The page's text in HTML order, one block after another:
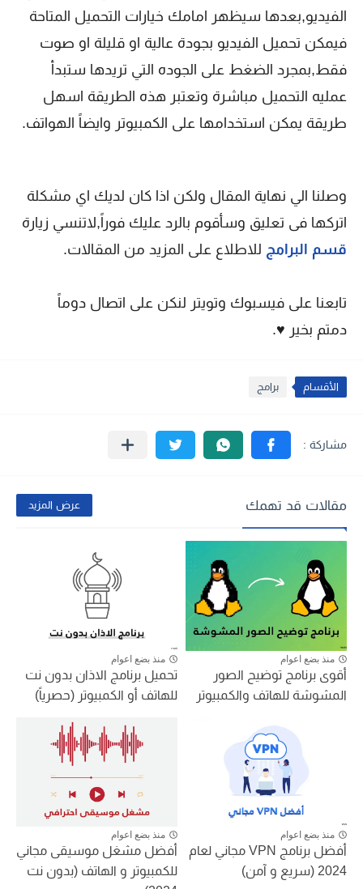
الفيديو,بعدها سيظهر امامك خيارات التحميل المتاحة
فيمكن تحميل الفيديو بجودة عالية او قليلة او صوت
فقط,بمجرد الضغط على الجوده التي تريدها ستبدأ
عمليه التحميل مباشرة وتعتبر هذه الطريقة اسهل
طريقة يمكن استخدامها على الكمبيوتر وايضاً الهواتف.
وصلنا الي نهاية المقال ولكن اذا كان لديك اي مشكلة
اتركها فى تعليق وسأقوم بالرد عليك فوراً,لاتنسي زيارة
قسم البرامج للاطلاع على المزيد من المقالات.
تابعنا على فيسبوك وتويتر لنكن على اتصال دوماً
دمتم بخير ♥.
الأقسام برامج
مقالات قد تهمك عرض المزيد
منذ بضع اعوام
أقوى برنامج توضيح الصور
المشوشة للهاتف والكمبيوتر
منذ بضع اعوام
تحميل برنامج الاذان بدون نت
للهاتف أو الكمبيوتر (حصرياً)
منذ بضع اعوام
أفضل برنامج VPN مجاني لعام
2024 (سريع و آمن)
منذ بضع اعوام
أفضل مشغل موسيقى مجاني
للكمبيوتر و الهاتف (بدون نت